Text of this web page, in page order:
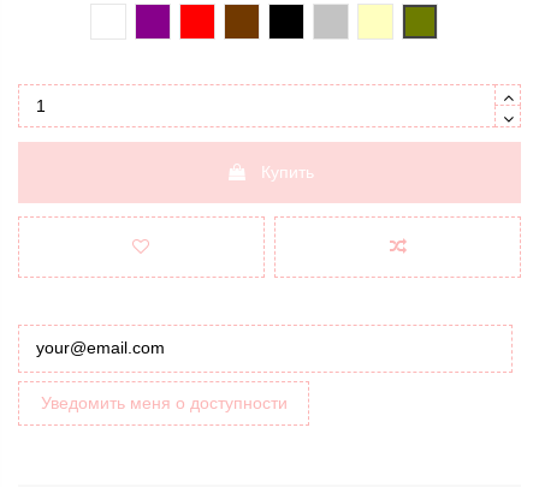
Купить
Уведомить меня о доступности